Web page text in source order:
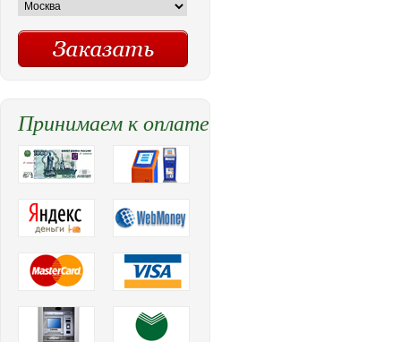
Принимаем к оплате